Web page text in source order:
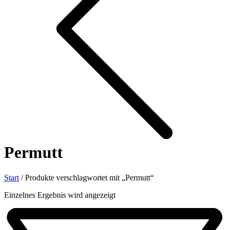
Permutt
Start /Produkte verschlagwortet mit „Permutt“
Einzelnes Ergebnis wird angezeigt